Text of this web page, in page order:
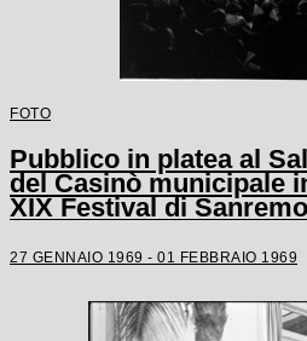
FOTO
Pubblico in platea al
del Casinò municipale
XIX Festival di Sanremo
27 GENNAIO 1969 - 01 FEBBRAIO 1969